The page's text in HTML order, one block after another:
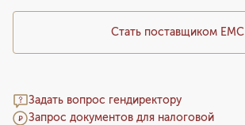
Стать поставщиком ЕМС
Задать вопрос гендиректору
Запрос документов для налоговой